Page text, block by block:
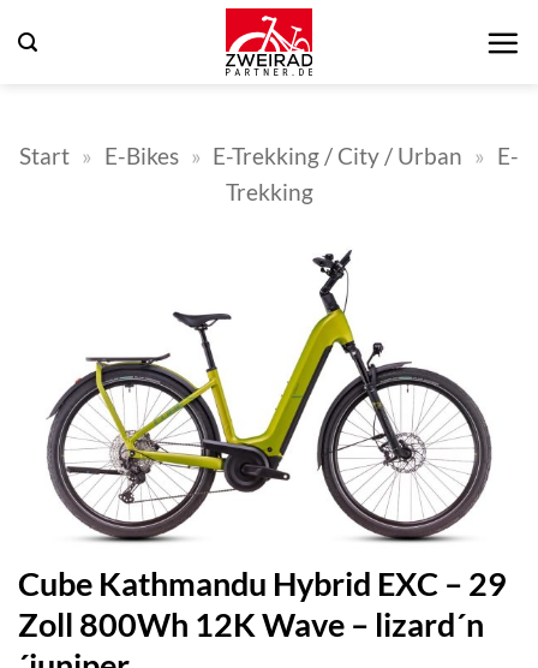
Inhalt
Start » E-Bikes » E-Trekking / City / Urban » E-
Trekking
Cube Kathmandu Hybrid EXC – 29
Zoll 800Wh 12K Wave – lizard´n